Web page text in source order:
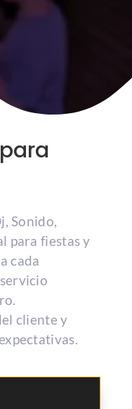
Sonido,
para fiestas y
cada
cliente y